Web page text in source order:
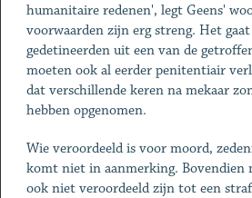
humanitaire redenen', legt Geens'
voorwaarden zijn erg streng. Het
gedetineerden uit een van de
moeten ook al eerder penitentiair
dat verschillende keren na mekaar
hebben opgenomen.
Wie veroordeeld is voor moord,
komt niet in aanmerking. Bovendien
ook niet veroordeeld zijn tot een